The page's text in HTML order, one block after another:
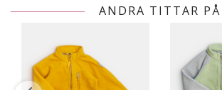
ANDRA TITTAR PÅ